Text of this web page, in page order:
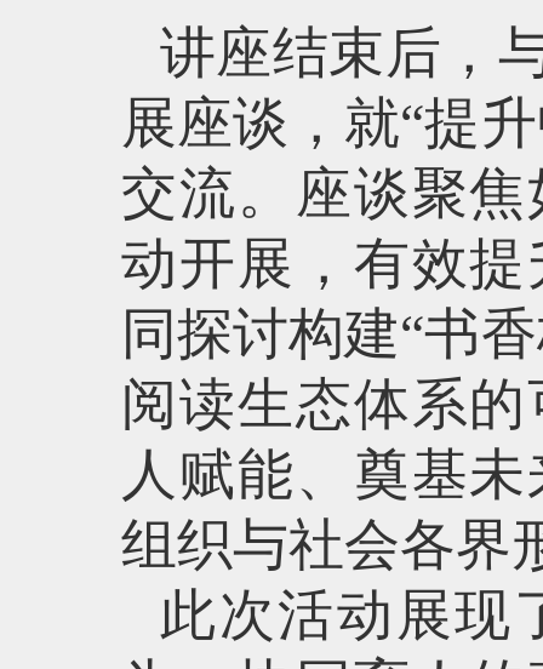
讲座结束后，
展座谈，就“提
交流。座谈聚
动开展，有效
同探讨构建“书
阅读生态体系
人赋能、奠基
组织与社会各界
此次活动展现